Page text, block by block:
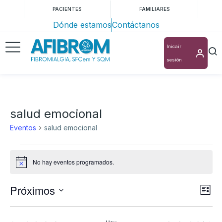
PACIENTES FAMILIARES
Dónde estamosContáctanos
Inicair
sesión
salud emocional
Eventos salud emocional
Aviso No hay eventos programados.
de
de
Lista
Próximos
Selecciona